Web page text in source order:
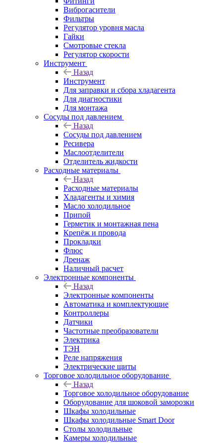
Виброгасители
Фильтры
Регулятор уровня масла
Гайки
Смотровые стекла
Регулятор скорости
Инструмент
Назад
Инструмент
Для заправки и сбора хладагента
Для диагностики
Для монтажа
Сосуды под давлением
Назад
Сосуды под давлением
Ресивера
Маслоотделители
Отделитель жидкости
Расходные материалы
Назад
Расходные материалы
Хладагенты и химия
Масло холодильное
Припой
Герметик и монтажная пена
Крепёж и провода
Прокладки
Флюс
Дренаж
Наличный расчет
Электронные компоненты
Назад
Электронные компоненты
Автоматика и комплектующие
Контроллеры
Датчики
Частотные преобразователи
Электрика
ТЭН
Реле напряжения
Электрические щиты
Торговое холодильное оборудование
Назад
Торговое холодильное оборудование
Оборудование для шоковой заморозки
Шкафы холодильные
Шкафы холодильные Smart Door
Столы холодильные
Камеры холодильные